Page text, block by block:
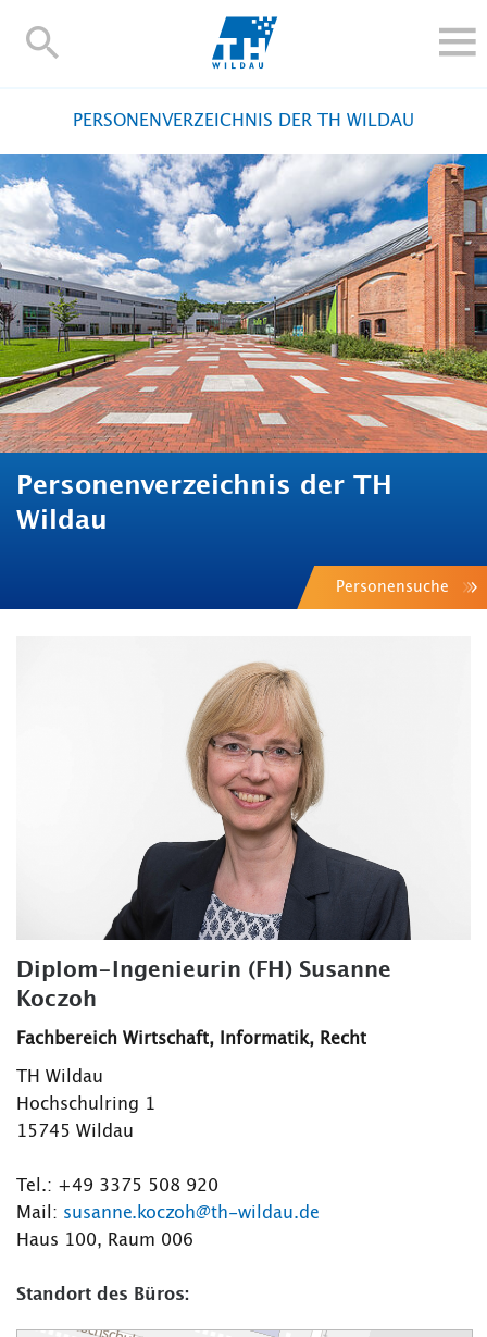
TH-
FORSCHUNG UND TRANSFER
ALUMNI
HOCHSCHULE
INTERNATIONAL
BESCHÄFTIGTE
Blogs Kontakt und Anfahrt Webmail Moodle
TH Online-Portal Personensuche English
PERSONENVERZEICHNIS DER TH WILDAU
Personenverzeichnis der TH
Wildau
Personensuche
Diplom-Ingenieurin (FH) Susanne
Koczoh
Fachbereich Wirtschaft, Informatik, Recht
TH Wildau
Hochschulring 1
15745 Wildau
Tel.: +49 3375 508 920
Mail: susanne.koczoh@th-wildau.de
Haus 100, Raum 006
Standort des Büros: